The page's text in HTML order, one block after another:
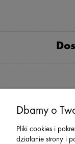
Dbamy o
Pliki cookies i
działanie strony i